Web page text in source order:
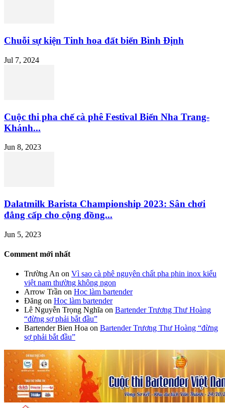
Chuỗi sự kiện Tinh hoa đất biển Bình Định
Jul 7, 2024
Cuộc thi pha chế cà phê Festival Biển Nha Trang-
Khánh...
Jun 8, 2023
Dalatmilk Barista Championship 2023: Sân chơi
đẳng cấp cho cộng đồng...
Jun 5, 2023
Comment mới nhất
Trường An on Vì sao cà phê nguyên chất pha phin inox kiểu
việt nam thường không ngon
Arrow Trần on Học làm bartender
Đăng on Học làm bartender
Lê Nguyễn Trọng Nghĩa on Bartender Trương Thư Hoàng
“đừng sợ phải bắt đầu”
Bartender Bien Hoa on Bartender Trương Thư Hoàng “đừng
sợ phải bắt đầu”